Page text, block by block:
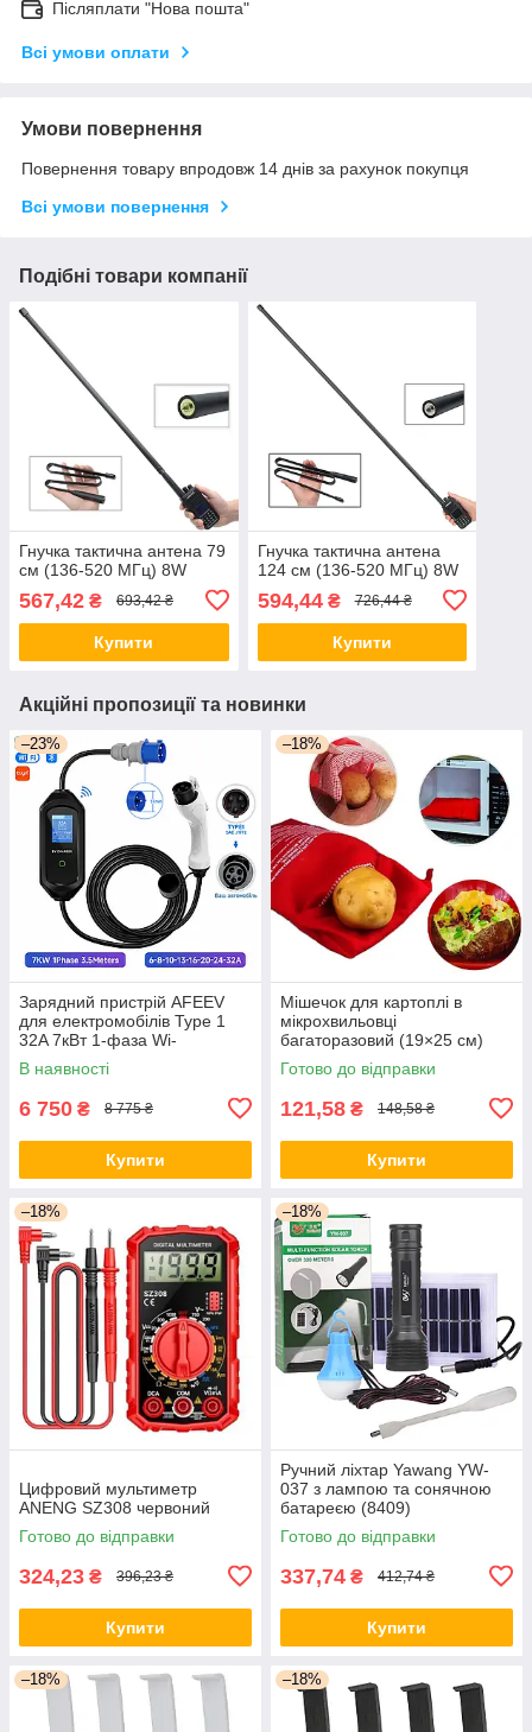
Післяплати "Нова пошта"
Всі умови оплати
Умови повернення
Повернення товару впродовж 14 днів за рахунок покупця
Всі умови повернення
Подібні товари компанії
Гнучка тактична антена 79
см (136-520 МГц) 8W
567,42 ₴ 693,42 ₴
Купити
Гнучка тактична антена
124 см (136-520 МГц) 8W
594,44₴ 726,44 ₴
Купити
Акційні пропозиції та новинки
–23%
Зарядний пристрій AFEEV
для електромобілів Type 1
32A 7кВт 1-фаза Wi-
Fi/Bluetooth 3.5м White
В наявності
6 750 ₴ 8 775 ₴
Купити
–18%
Мішечок для картоплі в
мікрохвильовці
багаторазовий (19×25 см)
MPG-01
Готово до відправки
121,58 ₴ 148,58 ₴
Купити
–18%
Цифровий мультиметр
ANENG SZ308 червоний
Готово до відправки
324,23 ₴ 396,23 ₴
Купити
–18%
Ручний ліхтар Yawang YW-
037 з лампою та сонячною
батареєю (8409)
Готово до відправки
337,74 ₴ 412,74 ₴
Купити
–18% –18%